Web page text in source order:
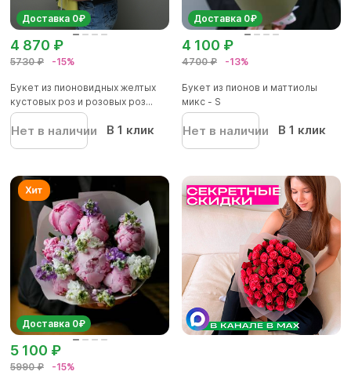
Доставка 0₽
5730 ₽ -15%
4 870 ₽
Букет из пионовидных желтых
кустовых роз и розовых роз...
Нет в наличии В 1 клик
Доставка 0₽
4700 ₽ -13%
4 100 ₽
Букет из пионов и маттиолы
микс - S
Нет в наличии В 1 клик
Доставка 0₽
5990 ₽ -15%
5 100 ₽